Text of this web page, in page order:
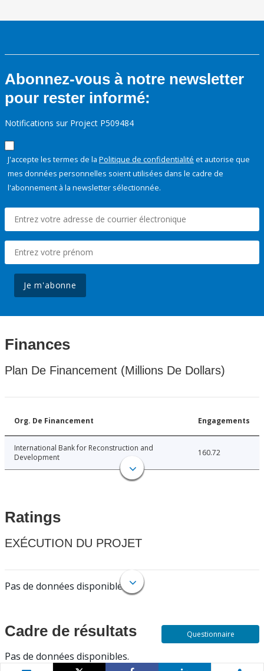
Abonnez-vous à notre newsletter
pour rester informé:
Notifications sur Project P509484
J'accepte les termes de la Politique de confidentialité et autorise que
mes données personnelles soient utilisées dans le cadre de
l'abonnement à la newsletter sélectionnée.
Je m'abonne
Finances
Plan De Financement (Millions De Dollars)
Org. De Financement Engagements
International Bank for Reconstruction and
Development
160.72
Ratings
EXÉCUTION DU PROJET
Pas de données disponibles.
Cadre de résultats
Pas de données disponibles.
Questionnaire